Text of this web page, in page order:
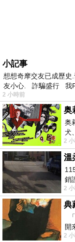
小記事
想想奇摩交友已成歷
友小心. 詐騙盛行 我
2 小時前
奥
犬
劇:
2
溫
銷
治
2
典
開
從
2